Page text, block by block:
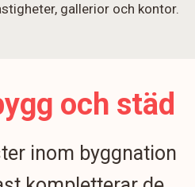
gallerior och kontor.
och städ
inom byggnation